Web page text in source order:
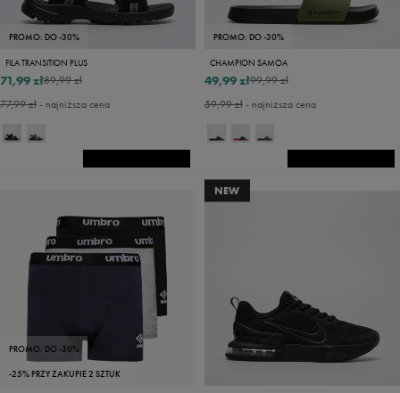
PROMO: DO -30%
FILA TRANSITION PLUS
89,99 zł
71,99 zł
77,99 zł- najniższa cena
PROMO: DO -30%
CHAMPION SAMOA
99,99 zł
49,99 zł
59,99 zł- najniższa cena
PROMO: DO -30%
-25% PRZY ZAKUPIE 2 SZTUK
NEW